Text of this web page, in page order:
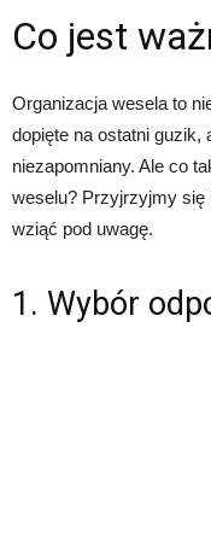
Co jest
Organizacja wesela to
dopięte na ostatni guzik,
niezapomniany. Ale co
weselu? Przyjrzyjmy
wziąć pod uwagę.
1. Wybór